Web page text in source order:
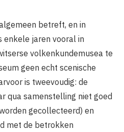
betreft, en in
jaren vooral in
volkenkundemusea te
geen echt scenische
is tweevoudig: de
qua samenstelling niet goed
gecollecteerd) en
met de betrokken